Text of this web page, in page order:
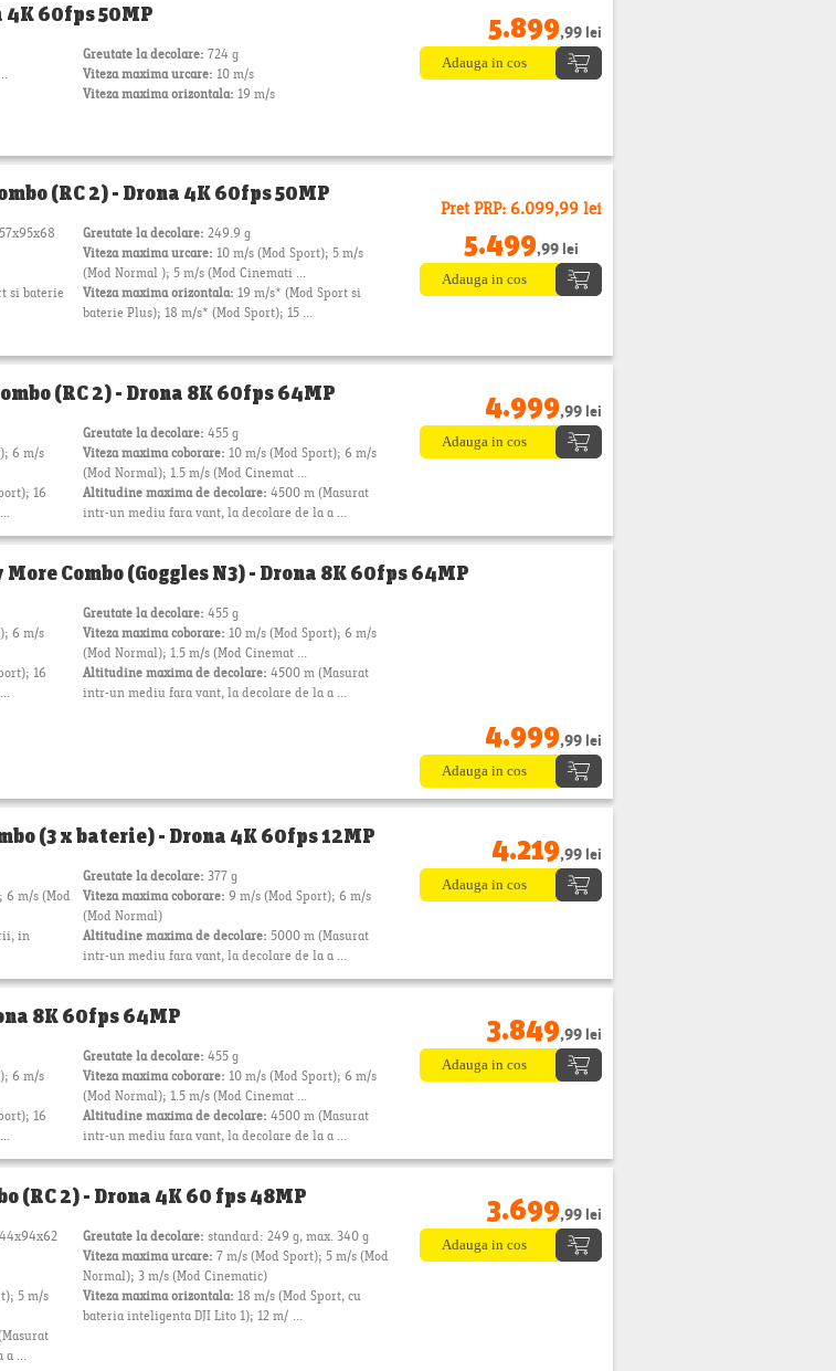
4K 60fps 50MP
Greutate la decolare:724 g
Viteza maxima urcare: 10 m/s
Viteza maxima orizontala: 19 m/s
5.899,99 lei
(RC 2) - Drona 4K 60fps 50MP
Greutate la decolare:249.9 g
Viteza maxima urcare: 10 m/s (Mod Sport); 5 m/s
(Mod Normal ); 5 m/s (Mod Cinemati ...
si baterie Viteza maxima orizontala: 19 m/s* (Mod Sport si
baterie Plus); 18 m/s* (Mod Sport); 15 ...
Pret PRP: 6.099,99 lei
5.499,99 lei
(RC 2) - Drona 8K 60fps 64MP
Greutate la decolare:455 g
6 m/s Viteza maxima coborare: 10 m/s (Mod Sport); 6 m/s
(Mod Normal); 1.5 m/s (Mod Cinemat ...
16 Altitudine maxima de decolare:4500 m (Masurat
intr-un mediu fara vant, la decolare de la a ...
4.999,99 lei
Combo (Goggles N3) - Drona 8K 60fps 64MP
Greutate la decolare:455 g
6 m/s Viteza maxima coborare: 10 m/s (Mod Sport); 6 m/s
(Mod Normal); 1.5 m/s (Mod Cinemat ...
16 Altitudine maxima de decolare:4500 m (Masurat
intr-un mediu fara vant, la decolare de la a ...
4.999,99 lei
(3 x baterie) - Drona 4K 60fps 12MP
Greutate la decolare:377 g
6 m/s (Mod Viteza maxima coborare:9 m/s (Mod Sport); 6 m/s
(Mod Normal)
in Altitudine maxima de decolare:5000 m (Masurat
intr-un mediu fara vant, la decolare de la a ...
4.219,99 lei
8K 60fps 64MP
Greutate la decolare:455 g
6 m/s Viteza maxima coborare: 10 m/s (Mod Sport); 6 m/s
(Mod Normal); 1.5 m/s (Mod Cinemat ...
16 Altitudine maxima de decolare:4500 m (Masurat
intr-un mediu fara vant, la decolare de la a ...
3.849,99 lei
(RC 2) - Drona 4K 60 fps 48MP
Greutate la decolare:standard: 249 g, max. 340 g
Viteza maxima urcare:7 m/s (Mod Sport); 5 m/s (Mod
Normal); 3 m/s (Mod Cinematic)
5 m/s Viteza maxima orizontala: 18 m/s (Mod Sport, cu
bateria inteligenta DJI Lito 1); 12 m/ ...
...
3.699,99 lei